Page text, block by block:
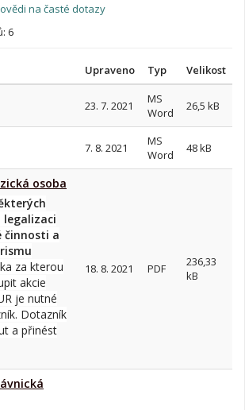
na časté dotazy
6
Upraveno Typ Velikost
23. 7. 2021
MS
Word
26,5 kB
7. 8. 2021
MS
Word
48 kB
osoba
činnosti a
za kterou
akcie
je nutné
Dotazník
a přinést
18. 8. 2021 PDF
236,33
kB